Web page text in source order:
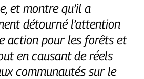
et montre qu’il a
détourné l’attention
action pour les forêts et
en causant de réels
communautés sur le